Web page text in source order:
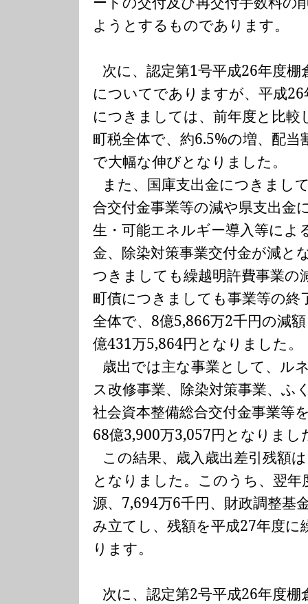
ようとするものであります。
次に、認定第1号平成26年度棚
についてでありますが、平成26
につきましては、前年度と比
町税全体で、約6.5%の増、配当
で大幅な伸びとなりました。
また、国庫支出金につきまし
合交付金事業等の減や県支出金
生・可能エネルギー導入等によ
金、除染対策事業交付金が減と
つきましても繰越明許費事業の
町債につきましても事業等の終
全体で、 8億5,866万2千円の減
億431万5,864円となりました。
歳出では主な事業として、ル
ス改修事業、除染対策事業、ふ
社会資本整備総合交付金事業等
68億3,900万3,057円となりまし
この結果、歳入歳出差引残額
となりました。このうち、翌
源、 7,694万6千円、財政調整基
み立てし、残額を平成27年度に
ります。
次に、認定第2号平成26年度棚